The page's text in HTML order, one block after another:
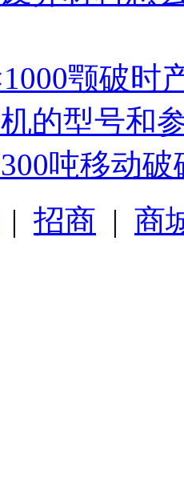
颚破时
的型号和
吨移动
| 招商 | 商